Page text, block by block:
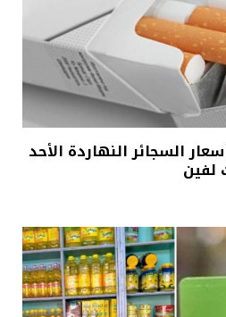
السجائر النهاردة الأحد